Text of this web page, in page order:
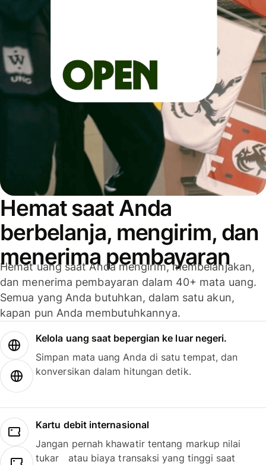
Hemat saat Anda
berbelanja, mengirim, dan
menerima pembayaran
Hemat uang saat Anda mengirim, membelanjakan,
dan menerima pembayaran dalam 40+ mata uang.
Semua yang Anda butuhkan, dalam satu akun,
kapan pun Anda membutuhkannya.
Kelola uang saat bepergian ke luar negeri.
Simpan mata uang Anda di satu tempat, dan
konversikan dalam hitungan detik.
Kartu debit internasional
Jangan pernah khawatir tentang markup nilai
tukar atau biaya transaksi yang tinggi saat